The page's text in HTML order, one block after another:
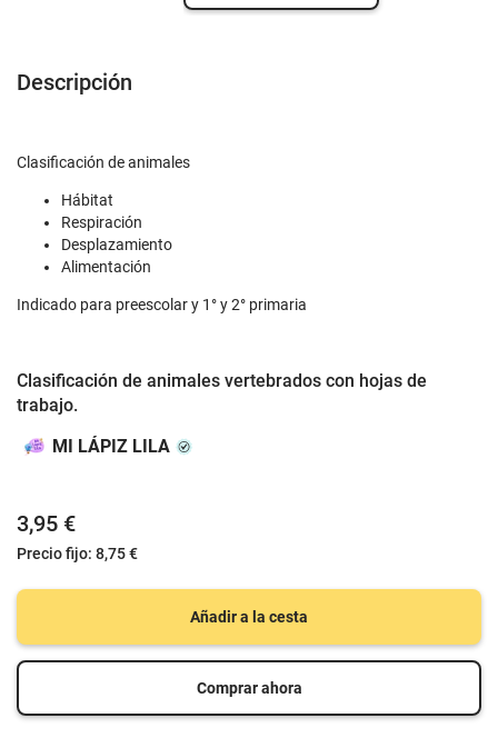
Descripción
Clasificación de animales
Hábitat
Respiración
Desplazamiento
Alimentación
Indicado para preescolar y 1° y 2° primaria
Clasificación de animales vertebrados con hojas de
trabajo.
MI LÁPIZ LILA
3,95 €
Precio fijo: 8,75 €
Añadir a la cesta
Comprar ahora